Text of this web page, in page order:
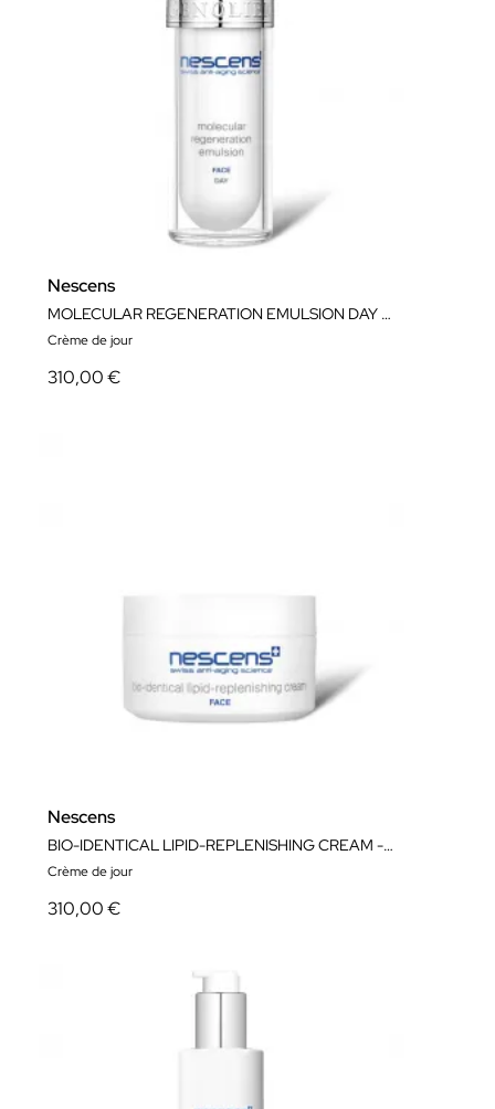
Nescens
MOLECULAR REGENERATION EMULSION DAY - FACE
Crème de jour
310,00 €
Nescens
BIO-IDENTICAL LIPID-REPLENISHING CREAM - FACE
Crème de jour
310,00 €